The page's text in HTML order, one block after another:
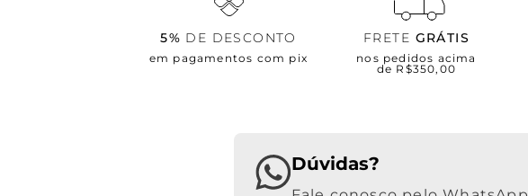
5% DE DESCONTO
em pagamentos com pix
FRETE GRÁTIS
nos pedidos acima
de R$350,00
Dúvidas?